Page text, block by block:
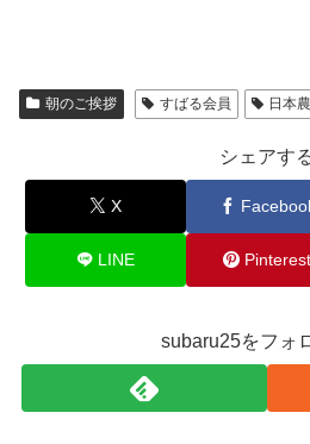
朝のご挨拶 すばる会員 日本
シェアす
X
LINE Pinterest
subaru25をフォ